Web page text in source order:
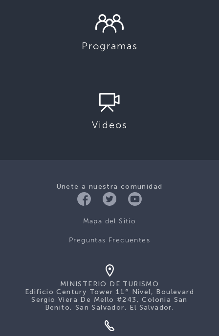
Programas
Videos
Únete a nuestra comunidad
Mapa del Sitio
Preguntas Frecuentes
MINISTERIO DE TURISMO
Edificio Century Tower 11º Nivel, Boulevard
Sergio Viera De Mello #243, Colonia San
Benito, San Salvador, El Salvador.